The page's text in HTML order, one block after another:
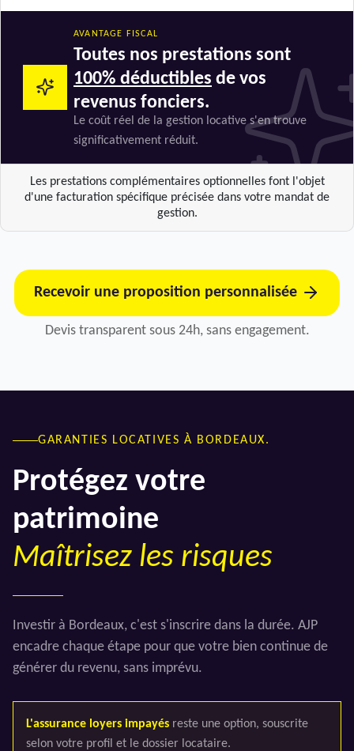
AVANTAGE FISCAL
Toutes nos prestations sont
100% déductibles de vos
revenus fonciers.
Le coût réel de la gestion locative s'en trouve
significativement réduit.
Les prestations complémentaires optionnelles font l'objet
d'une facturation spécifique précisée dans votre mandat de
gestion.
Recevoir une proposition personnalisée
Devis transparent sous 24h, sans engagement.
GARANTIES LOCATIVES À BORDEAUX.
Protégez votre
patrimoine
Maîtrisez les risques
Investir à Bordeaux, c'est s'inscrire dans la durée. AJP
encadre chaque étape pour que votre bien continue de
générer du revenu, sans imprévu.
L'assurance loyers impayés reste une option, souscrite
selon votre profil et le dossier locataire.